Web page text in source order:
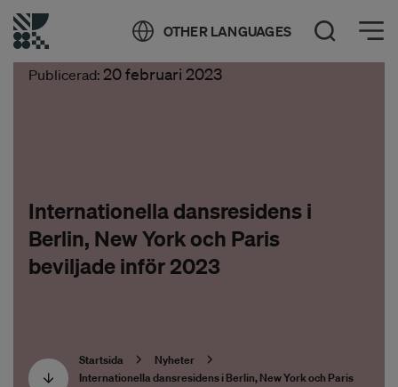
OTHER LANGUAGES Öppna sök
Öppna meny
Publicerad: 20 februari 2023
Internationella dansresidens i
Berlin, New York och Paris
beviljade inför 2023
Startsida
Nyheter
Internationella dansresidens i Berlin, New York och Paris